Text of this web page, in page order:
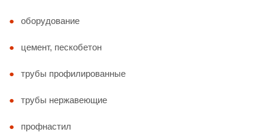
оборудование
цемент, пескобетон
трубы профилированные
трубы нержавеющие
профнастил